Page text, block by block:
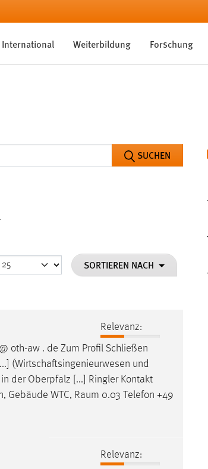
International Weiterbildung Forschung
SUCHEN
SORTIEREN NACH
Relevanz:
oth-aw . de Zum Profil Schließen
(Wirtschaftsingenieurwesen und
in der Oberpfalz [...] Ringler Kontakt
, Gebäude WTC, Raum 0.03 Telefon +49
Relevanz: